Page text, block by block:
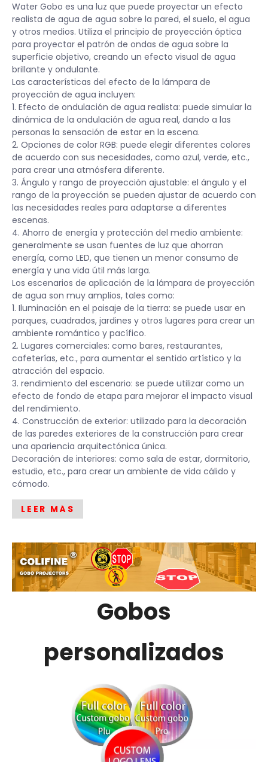
Water Gobo es una luz que puede proyectar un efecto
realista de agua de agua sobre la pared, el suelo, el agua
y otros medios. Utiliza el principio de proyección óptica
para proyectar el patrón de ondas de agua sobre la
superficie objetivo, creando un efecto visual de agua
brillante y ondulante.
Las características del efecto de la lámpara de
proyección de agua incluyen:
1. Efecto de ondulación de agua realista: puede simular la
dinámica de la ondulación de agua real, dando a las
personas la sensación de estar en la escena.
2. Opciones de color RGB: puede elegir diferentes colores
de acuerdo con sus necesidades, como azul, verde, etc.,
para crear una atmósfera diferente.
3. Ángulo y rango de proyección ajustable: el ángulo y el
rango de la proyección se pueden ajustar de acuerdo con
las necesidades reales para adaptarse a diferentes
escenas.
4. Ahorro de energía y protección del medio ambiente:
generalmente se usan fuentes de luz que ahorran
energía, como LED, que tienen un menor consumo de
energía y una vida útil más larga.
Los escenarios de aplicación de la lámpara de proyección
de agua son muy amplios, tales como:
1. Iluminación en el paisaje de la tierra: se puede usar en
parques, cuadrados, jardines y otros lugares para crear un
ambiente romántico y pacífico.
2. Lugares comerciales: como bares, restaurantes,
cafeterías, etc., para aumentar el sentido artístico y la
atracción del espacio.
3. rendimiento del escenario: se puede utilizar como un
efecto de fondo de etapa para mejorar el impacto visual
del rendimiento.
4. Construcción de exterior: utilizado para la decoración
de las paredes exteriores de la construcción para crear
una apariencia arquitectónica única.
Decoración de interiores: como sala de estar, dormitorio,
estudio, etc., para crear un ambiente de vida cálido y
cómodo.
LEER MÁS
Gobos
personalizados